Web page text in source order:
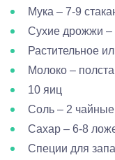
Мука – 7-9
Сухие дрожжи –
Растительное
Молоко –
10 яиц
Соль – 2
Сахар – 6-8
Специи для